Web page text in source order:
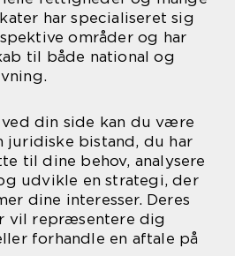
har specialiseret sig
områder og har
til både national og
din side kan du være
juridiske bistand, du har
til dine behov, analysere
udvikle en strategi, der
dine interesser. Deres
vil repræsentere dig
forhandle en aftale på